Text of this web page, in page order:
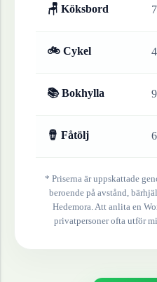
🪑 Köksbord
🚲 Cykel
📚 Bokhylla
🪘 Fåtölj
* Priserna är uppskattade
beroende på avstånd,
Hedemora. Att anlita en
privatpersoner ofta utför